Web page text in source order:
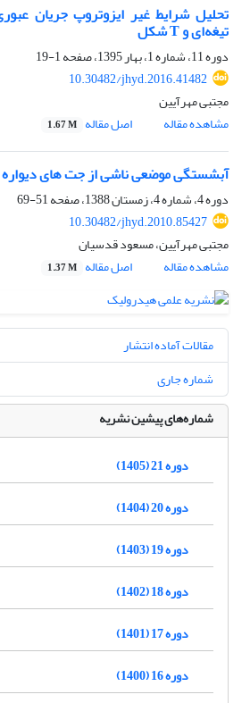
تحلیل شرایط غیر ایزوتروپ جریان
تیغه‌ای و T شکل
دوره 11، شماره 1، بهار 1395، صفحه
1-19
10.30482/jhyd.2016.41482
مجتبی مهرآیین
مشاهده مقاله
اصل مقاله 1.67 M
آبشستگی موضعی ناشی از جت های
دوره 4، شماره 4، زمستان 1388، صفحه
51-69
10.30482/jhyd.2010.85427
مجتبی مهرآیین، مسعود قدسیان
مشاهده مقاله
اصل مقاله 1.37 M
مقالات آماده انتشار
شماره جاری
شماره‌های پیشین نشریه
دوره 21 (1405)
دوره 20 (1404)
دوره 19 (1403)
دوره 18 (1402)
دوره 17 (1401)
دوره 16 (1400)